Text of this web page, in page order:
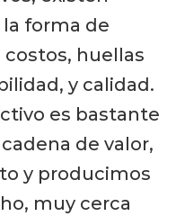
forma de
huellas
y calidad.
es bastante
de valor,
y producimos
muy cerca